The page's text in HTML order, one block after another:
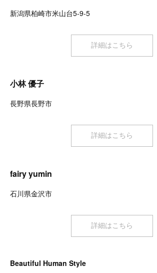
新潟県柏崎市米山台5-9-5
詳細はこちら
小林 優子
長野県長野市
詳細はこちら
fairy yumin
石川県金沢市
詳細はこちら
Beautiful Human Style